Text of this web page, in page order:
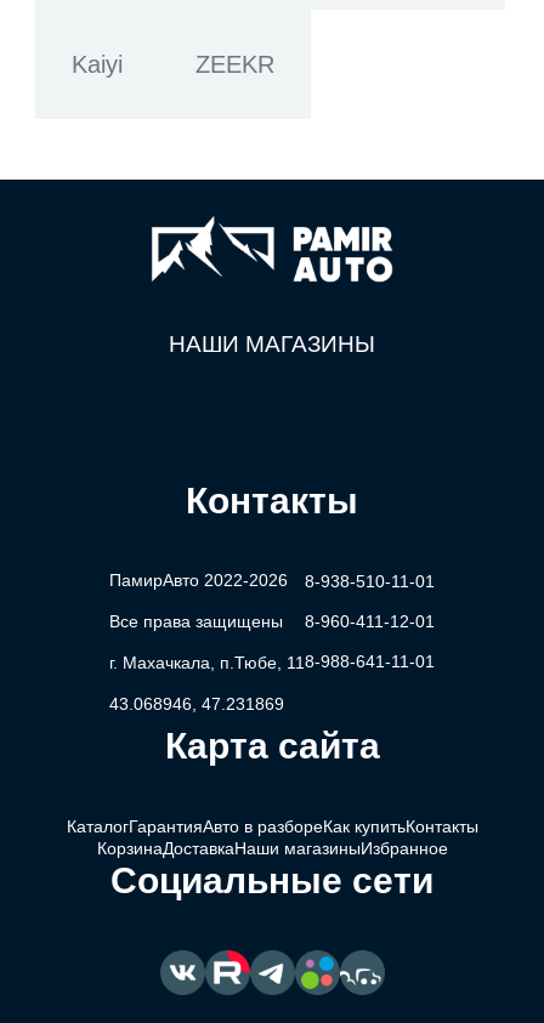
Kaiyi ZEEKR
НАШИ МАГАЗИНЫ
Контакты
ПамирАвто 2022-2026
Все права защищены
г. Махачкала, п.Тюбе, 11
43.068946, 47.231869
8-938-510-11-01
8-960-411-12-01
8-988-641-11-01
Карта сайта
КаталогГарантияАвто в разбореКак купитьКонтакты
КорзинаДоставкаНаши магазиныИзбранное
Социальные сети